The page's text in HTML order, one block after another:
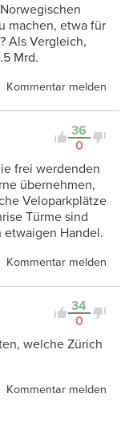
machen, etwa für
Als Vergleich,
Mrd.
Kommentar melden
36
0
frei werdenden
übernehmen,
Veloparkplätze
Türme sind
Handel.
Kommentar melden
34
0
welche Zürich
Kommentar melden